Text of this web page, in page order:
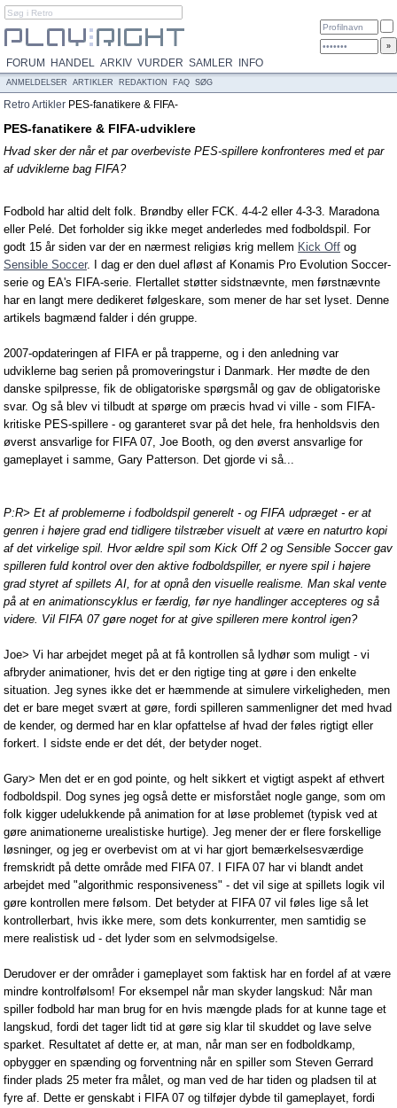
FORUM HANDEL ARKIV VURDER SAMLER INFO
ANMELDELSER ARTIKLER REDAKTION FAQ SØG
RetroArtikler PES-fanatikere & FIFA-
PES-fanatikere & FIFA-udviklere
Hvad sker der når et par overbeviste PES-spillere konfronteres med et par
af udviklerne bag FIFA?
Fodbold har altid delt folk. Brøndby eller FCK. 4-4-2 eller 4-3-3. Maradona
eller Pelé. Det forholder sig ikke meget anderledes med fodboldspil. For
godt 15 år siden var der en nærmest religiøs krig mellem Kick Off og
Sensible Soccer. I dag er den duel afløst af Konamis Pro Evolution Soccer-
serie og EA's FIFA-serie. Flertallet støtter sidstnævnte, men førstnævnte
har en langt mere dedikeret følgeskare, som mener de har set lyset. Denne
artikels bagmænd falder i dén gruppe.
2007-opdateringen af FIFA er på trapperne, og i den anledning var
udviklerne bag serien på promoveringstur i Danmark. Her mødte de den
danske spilpresse, fik de obligatoriske spørgsmål og gav de obligatoriske
svar. Og så blev vi tilbudt at spørge om præcis hvad vi ville - som FIFA-
kritiske PES-spillere - og garanteret svar på det hele, fra henholdsvis den
øverst ansvarlige for FIFA 07, Joe Booth, og den øverst ansvarlige for
gameplayet i samme, Gary Patterson. Det gjorde vi så...
P:R> Et af problemerne i fodboldspil generelt - og FIFA udpræget - er at
genren i højere grad end tidligere tilstræber visuelt at være en naturtro kopi
af det virkelige spil. Hvor ældre spil som Kick Off 2 og Sensible Soccer gav
spilleren fuld kontrol over den aktive fodboldspiller, er nyere spil i højere
grad styret af spillets AI, for at opnå den visuelle realisme. Man skal vente
på at en animationscyklus er færdig, før nye handlinger accepteres og så
videre. Vil FIFA 07 gøre noget for at give spilleren mere kontrol igen?
Joe> Vi har arbejdet meget på at få kontrollen så lydhør som muligt - vi
afbryder animationer, hvis det er den rigtige ting at gøre i den enkelte
situation. Jeg synes ikke det er hæmmende at simulere virkeligheden, men
det er bare meget svært at gøre, fordi spilleren sammenligner det med hvad
de kender, og dermed har en klar opfattelse af hvad der føles rigtigt eller
forkert. I sidste ende er det dét, der betyder noget.
Gary> Men det er en god pointe, og helt sikkert et vigtigt aspekt af ethvert
fodboldspil. Dog synes jeg også dette er misforstået nogle gange, som om
folk kigger udelukkende på animation for at løse problemet (typisk ved at
gøre animationerne urealistiske hurtige). Jeg mener der er flere forskellige
løsninger, og jeg er overbevist om at vi har gjort bemærkelsesværdige
fremskridt på dette område med FIFA 07. I FIFA 07 har vi blandt andet
arbejdet med "algorithmic responsiveness" - det vil sige at spillets logik vil
gøre kontrollen mere følsom. Det betyder at FIFA 07 vil føles lige så let
kontrollerbart, hvis ikke mere, som dets konkurrenter, men samtidig se
mere realistisk ud - det lyder som en selvmodsigelse.
Derudover er der områder i gameplayet som faktisk har en fordel af at være
mindre kontrolfølsom! For eksempel når man skyder langskud: Når man
spiller fodbold har man brug for en hvis mængde plads for at kunne tage et
langskud, fordi det tager lidt tid at gøre sig klar til skuddet og lave selve
sparket. Resultatet af dette er, at man, når man ser en fodboldkamp,
opbygger en spænding og forventning når en spiller som Steven Gerrard
finder plads 25 meter fra målet, og man ved de har tiden og pladsen til at
fyre af. Dette er genskabt i FIFA 07 og tilføjer dybde til gameplayet, fordi